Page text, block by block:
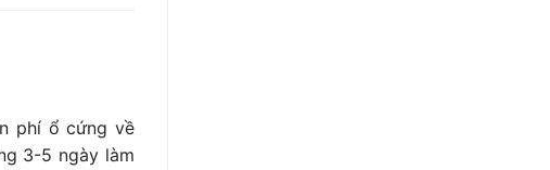
phí ổ cứng về
3-5 ngày làm